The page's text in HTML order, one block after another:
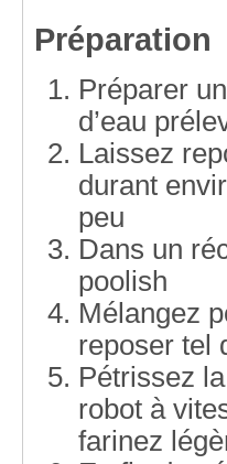
Préparation
Préparer
d’eau
Laissez
durant
peu
Dans un
poolish
Mélangez
reposer tel
Pétrissez
robot à
farinez